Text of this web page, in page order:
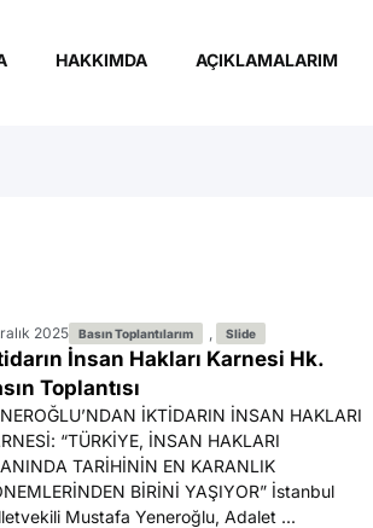
HAKKIMDA AÇIKLAMALARIM
2025 Basın Toplantılarım Slide
İnsan Hakları Karnesi Hk.
Toplantısı
İKTİDARIN İNSAN HAKLARI
“TÜRKİYE, İNSAN HAKLARI
TARİHİNİN EN KARANLIK
BİRİNİ YAŞIYOR” İstanbul
Mustafa Yeneroğlu, Adalet ...